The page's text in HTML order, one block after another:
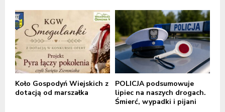
Koło Gospodyń Wiejskich z
dotacją od marszałka
POLICJA podsumowuje
lipiec na naszych drogach.
Śmierć, wypadki i pijani